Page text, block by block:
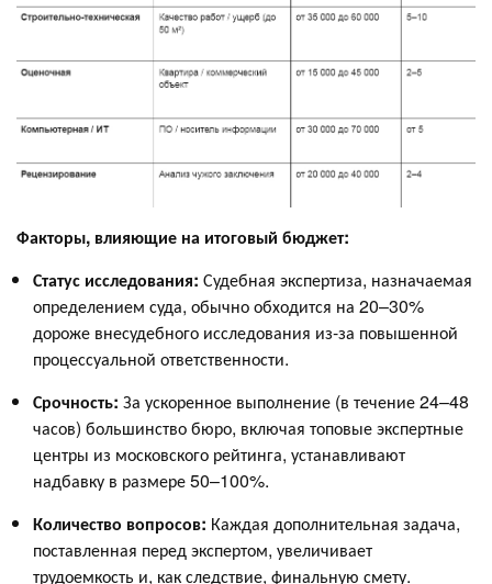
Факторы, влияющие на итоговый бюджет:
Статус исследования: Судебная экспертиза, назначаемая
определением суда, обычно обходится на 20–30%
дороже внесудебного исследования из-за повышенной
процессуальной ответственности.
Срочность: За ускоренное выполнение (в течение 24–48
часов) большинство бюро, включая топовые экспертные
центры из московского рейтинга, устанавливают
надбавку в размере 50–100%.
Количество вопросов: Каждая дополнительная задача,
поставленная перед экспертом, увеличивает
трудоемкость и, как следствие, финальную смету.